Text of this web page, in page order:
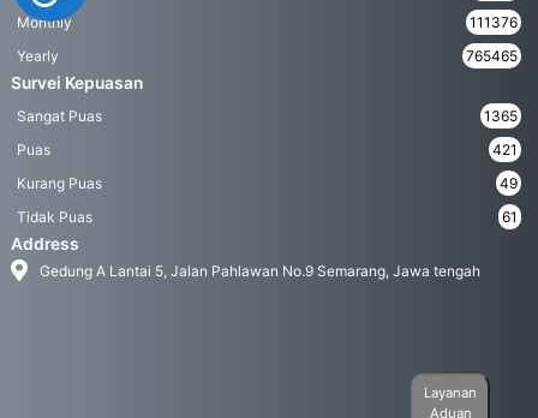
Monthly
111376
Yearly
765465
Survei Kepuasan
Sangat Puas
1365
Puas
421
Kurang Puas
49
Tidak Puas
61
Address
Gedung A Lantai 5, Jalan Pahlawan No.9 Semarang, Jawa tengah
Layanan
Aduan